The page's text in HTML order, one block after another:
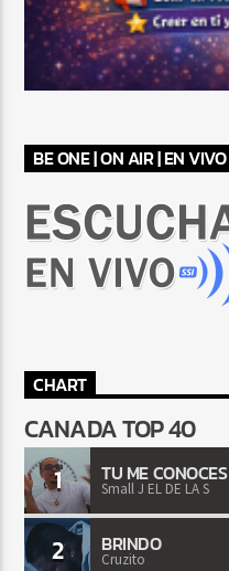
BE ONE | ON AIR | EN VIVO
CHART
CANADA TOP 40
1 TU ME CONOCES
Small J EL DE LA S
2 BRINDO
Cruzito